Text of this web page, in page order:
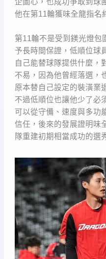
他在第11輪獲味全龍指名
第11輪不是受到鎂光燈包
予長時間保證，低順位球
自己能替球隊提供什麼，
不易，因為他曾經落選，
原本替自己設定的裝潢業
不過低順位也讓他少了必
可以從守備、速度與多功
信任，後來的發展證明味
隊重建初期相當成功的選